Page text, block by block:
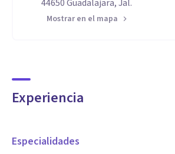
44650 Guadalajara, Jal.
Mostrar en el mapa
Experiencia
Especialidades